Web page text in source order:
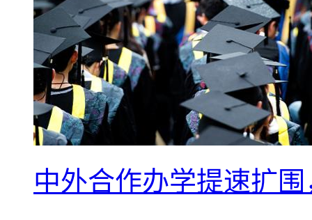
中外合作办学提速扩